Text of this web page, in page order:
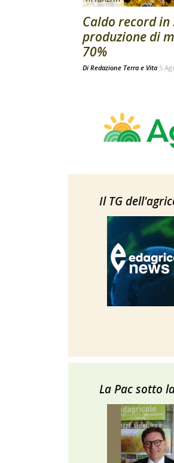
Caldo record in
produzione di
70%
Di Redazione Terra e Vita 5
Il TG
La Pac sotto